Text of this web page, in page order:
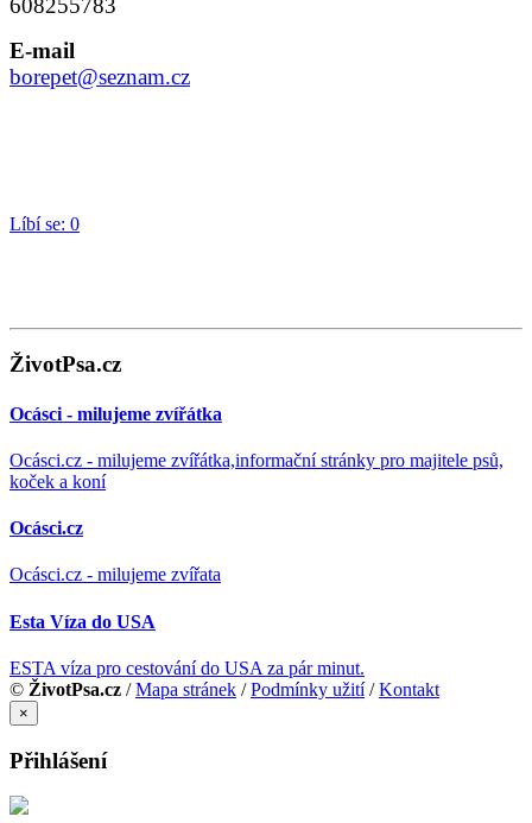
E-mail
borepet@seznam.cz
Líbí se: 0
ŽivotPsa.cz
Ocásci - milujeme zvířátka
Ocásci.cz - milujeme zvířátka,informační stránky pro majitele psů,
koček a koní
Ocásci.cz
Ocásci.cz - milujeme zvířata
Esta Víza do USA
ESTA víza pro cestování do USA za pár minut.
© ŽivotPsa.cz /Mapa stránek /Podmínky užití/Kontakt
×
Přihlášení